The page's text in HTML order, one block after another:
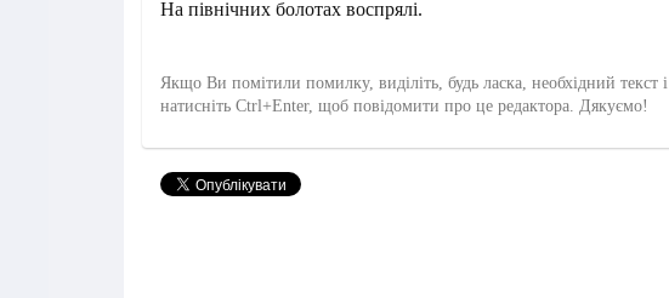
На північних болотах воспрялі.
Якщо Ви помітили помилку, виділіть, будь ласка, необхідний текст і
натисніть Ctrl+Enter, щоб повідомити про це редактора. Дякуємо!